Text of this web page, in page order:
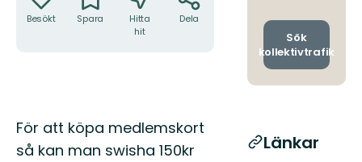
Besökt Spara
Hitta
hit
Dela
Beskrivning
För att köpa medlemskort
så kan man swisha 150kr
och
Sök
kollektivtrafik
Länkar